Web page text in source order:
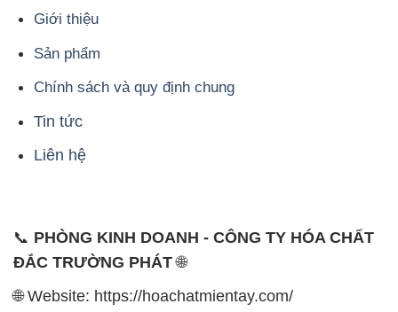
Tin tức
Liên hệ
📞
PHÒNG KINH DOANH - CÔNG TY HÓA CHẤT
ĐẮC TRƯỜNG PHÁT
- 028.3756.1835 - 028.3756.1840 - 028.3756.1841-